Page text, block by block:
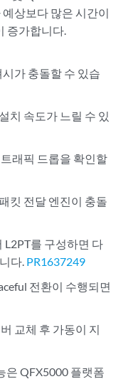
상보다 많은 시간이
증가합니다.
가 충돌할 수 있습
치 속도가 느릴 수 있
래픽 드롭을 확인할
킷 전달 엔진이 충돌
를 구성하면 다
다. PR1637249
전환이 수행되면
교체 후 가동이 지
은 QFX5000 플랫폼